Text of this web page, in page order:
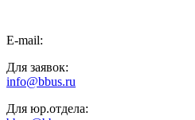
E-mail:
Для заявок:
info@bbus.ru
Для юр.отдела: